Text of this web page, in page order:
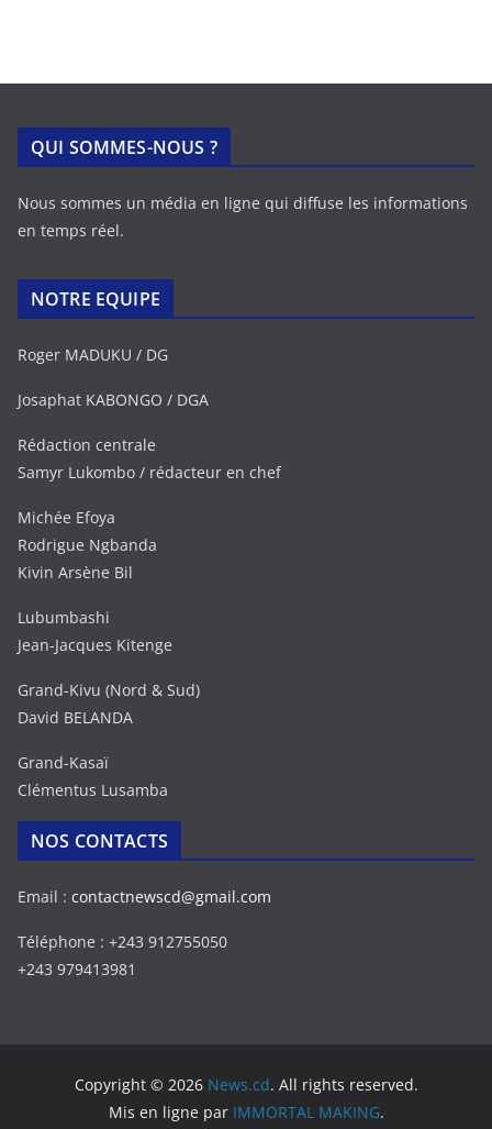
QUI SOMMES-NOUS ?
Nous sommes un média en ligne qui diffuse les informations
en temps réel.
NOTRE EQUIPE
Roger MADUKU / DG
Josaphat KABONGO / DGA
Rédaction centrale
Samyr Lukombo / rédacteur en chef
Michée Efoya
Rodrigue Ngbanda
Kivin Arsène Bil
Lubumbashi
Jean-Jacques Kitenge
Grand-Kivu (Nord & Sud)
David BELANDA
Grand-Kasaï
Clémentus Lusamba
NOS CONTACTS
Email : contactnewscd@gmail.com
Téléphone : +243 912755050
+243 979413981
Copyright © 2026 News.cd. All rights reserved.
Mis en ligne par IMMORTAL MAKING.